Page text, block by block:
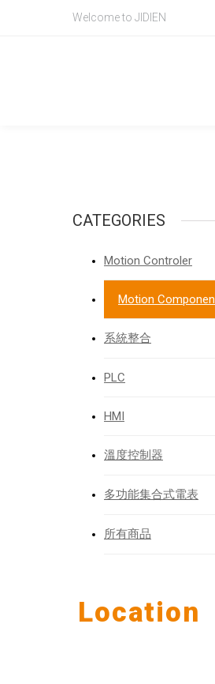
Welcome to JIDIEN
CATEGORIES
Motion Controler
Motion
系統整合
PLC
HMI
溫度控制器
多功能集合式電表
所有商品
Location